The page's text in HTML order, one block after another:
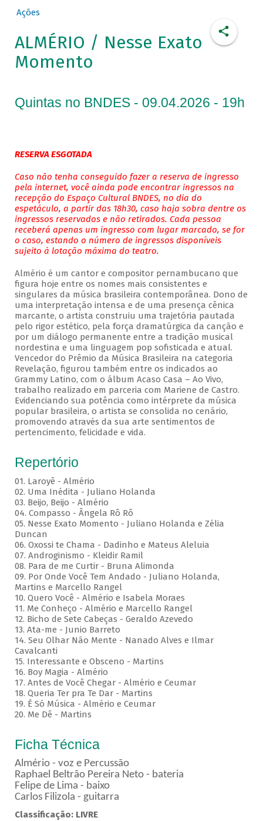
Ações
ALMÉRIO / Nesse Exato
Momento
Quintas no BNDES - 09.04.2026 - 19h
RESERVA ESGOTADA
Caso não tenha conseguido fazer a reserva de ingresso
pela internet, você ainda pode encontrar ingressos na
recepção do Espaço Cultural BNDES, no dia do
espetáculo, a partir das 18h30, caso haja sobra dentre os
ingressos reservados e não retirados. Cada pessoa
receberá apenas um ingresso com lugar marcado, se for
o caso, estando o número de ingressos disponíveis
sujeito à lotação máxima do teatro.
Almério é um cantor e compositor pernambucano que
figura hoje entre os nomes mais consistentes e
singulares da música brasileira contemporânea. Dono de
uma interpretação intensa e de uma presença cênica
marcante, o artista construiu uma trajetória pautada
pelo rigor estético, pela força dramatúrgica da canção e
por um diálogo permanente entre a tradição musical
nordestina e uma linguagem pop sofisticada e atual.
Vencedor do Prêmio da Música Brasileira na categoria
Revelação, figurou também entre os indicados ao
Grammy Latino, com o álbum Acaso Casa – Ao Vivo,
trabalho realizado em parceria com Mariene de Castro.
Evidenciando sua potência como intérprete da música
popular brasileira, o artista se consolida no cenário,
promovendo através da sua arte sentimentos de
pertencimento, felicidade e vida.
Repertório
01. Laroyê - Almério
02. Uma Inédita - Juliano Holanda
03. Beijo, Beijo - Almério
04. Compasso - Ângela Rô Rô
05. Nesse Exato Momento - Juliano Holanda e Zélia
Duncan
06. Oxossi te Chama - Dadinho e Mateus Aleluia
07. Androginismo - Kleidir Ramil
08. Para de me Curtir - Bruna Alimonda
09. Por Onde Você Tem Andado - Juliano Holanda,
Martins e Marcello Rangel
10. Quero Você - Almério e Isabela Moraes
11. Me Conheço - Almério e Marcello Rangel
12. Bicho de Sete Cabeças - Geraldo Azevedo
13. Ata-me - Junio Barreto
14. Seu Olhar Não Mente - Nanado Alves e Ilmar
Cavalcanti
15. Interessante e Obsceno - Martins
16. Boy Magia - Almério
17. Antes de Você Chegar - Almério e Ceumar
18. Queria Ter pra Te Dar - Martins
19. É Só Música - Almério e Ceumar
20. Me Dê - Martins
Ficha Técnica
Almério - voz e Percussão
Raphael Beltrão Pereira Neto - bateria
Felipe de Lima - baixo
Carlos Filizola - guitarra
Classificação: LIVRE